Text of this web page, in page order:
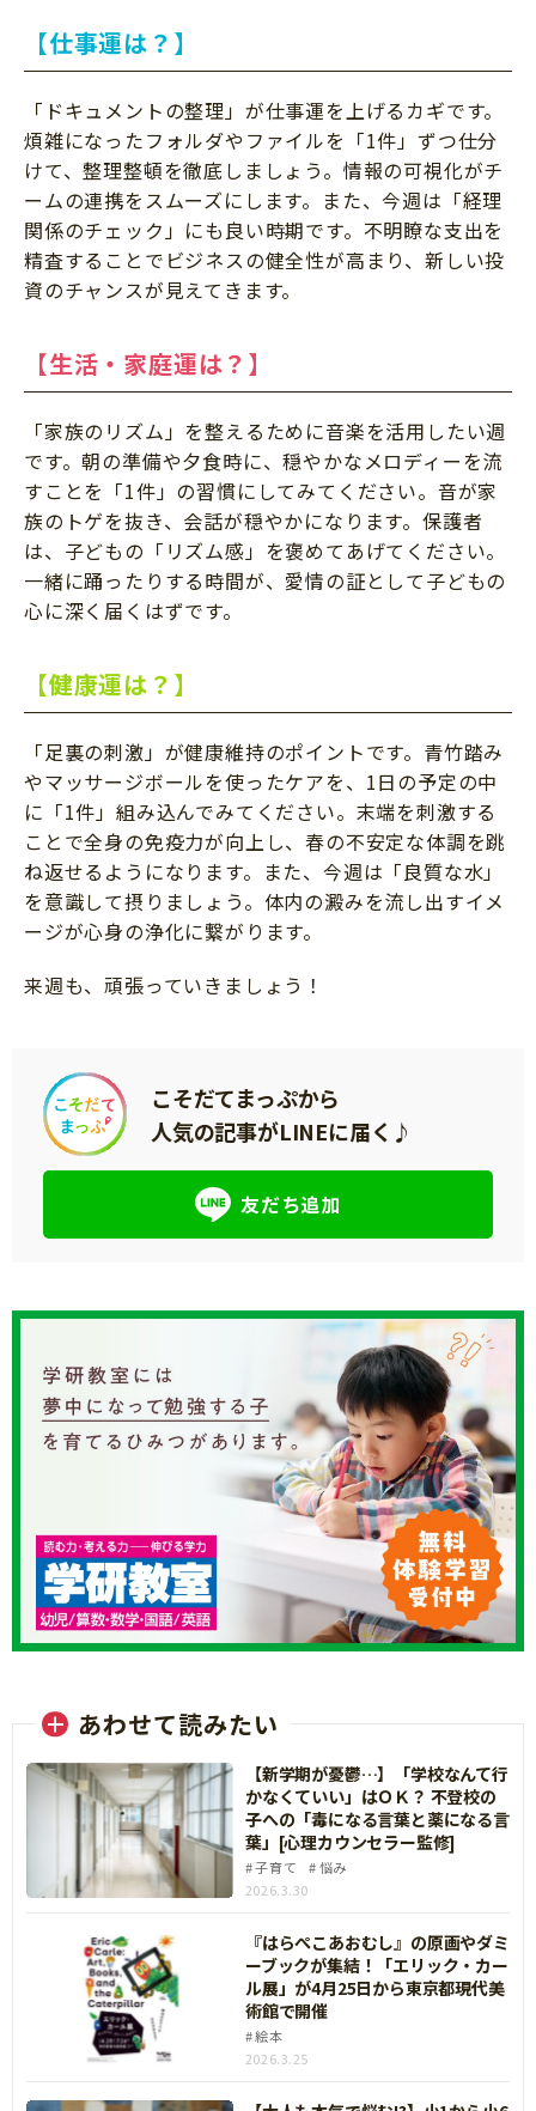
【仕事運は？】
「ドキュメントの整理」が仕事運を上げるカギです。
煩雑になったフォルダやファイルを「1件」ずつ仕分
けて、整理整頓を徹底しましょう。情報の可視化がチ
ームの連携をスムーズにします。また、今週は「経理
関係のチェック」にも良い時期です。不明瞭な支出を
精査することでビジネスの健全性が高まり、新しい投
資のチャンスが見えてきます。
【生活・家庭運は？】
「家族のリズム」を整えるために音楽を活用したい週
です。朝の準備や夕食時に、穏やかなメロディーを流
すことを「1件」の習慣にしてみてください。音が家
族のトゲを抜き、会話が穏やかになります。保護者
は、子どもの「リズム感」を褒めてあげてください。
一緒に踊ったりする時間が、愛情の証として子どもの
心に深く届くはずです。
【健康運は？】
「足裏の刺激」が健康維持のポイントです。青竹踏み
やマッサージボールを使ったケアを、1日の予定の中
に「1件」組み込んでみてください。末端を刺激する
ことで全身の免疫力が向上し、春の不安定な体調を跳
ね返せるようになります。また、今週は「良質な水」
を意識して摂りましょう。体内の澱みを流し出すイメ
ージが心身の浄化に繋がります。
来週も、頑張っていきましょう！
こそだてまっぷから
人気の記事がLINEに届く♪
友だち追加
あわせて読みたい
【新学期が憂鬱…】「学校なんて行
かなくていい」はＯＫ？ 不登校の
子への「毒になる言葉と薬になる言
葉」[心理カウンセラー監修]
子育て
悩み
2026.3.30
『はらぺこあおむし』の原画やダミ
ーブックが集結！「エリック・カー
ル展」が4月25日から東京都現代美
術館で開催
絵本
2026.3.25